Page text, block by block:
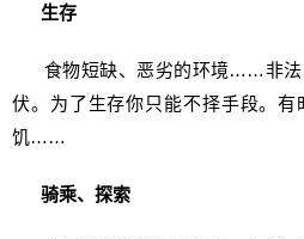
生存
食物短缺、恶劣的环境……非法
伏。为了生存你只能不择手段。
饥……
骑乘、探索